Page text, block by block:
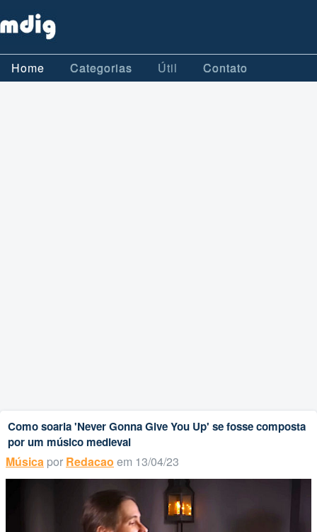
Home Categorias Útil Contato
Como soaria 'Never Gonna Give You Up' se fosse composta
por um músico medieval
Música por Redacao em 13/04/23